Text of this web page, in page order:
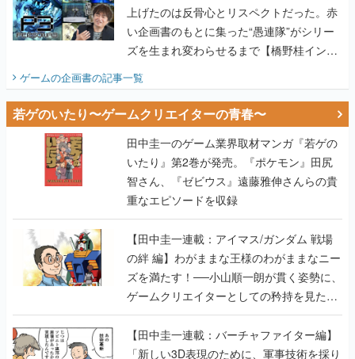
上げたのは反骨心とリスペクトだった。赤
い企画書のもとに集った“愚連隊”がシリー
ズを生まれ変わらせるまで【橋野桂インタ
ビュー】
ゲームの企画書の記事一覧
若ゲのいたり〜ゲームクリエイターの青春〜
田中圭一のゲーム業界取材マンガ『若ゲの
いたり』第2巻が発売。『ポケモン』田尻
智さん、『ゼビウス』遠藤雅伸さんらの貴
重なエピソードを収録
【田中圭一連載：アイマス/ガンダム 戦場
の絆 編】わがままな王様のわがままなニー
ズを満たす！──小山順一朗が貫く姿勢に、
ゲームクリエイターとしての矜持を見た
【若ゲのいたり最終回】
【田中圭一連載：バーチャファイター編】
「新しい3D表現のために、軍事技術を採り